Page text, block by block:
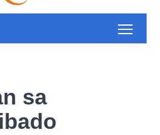
sa